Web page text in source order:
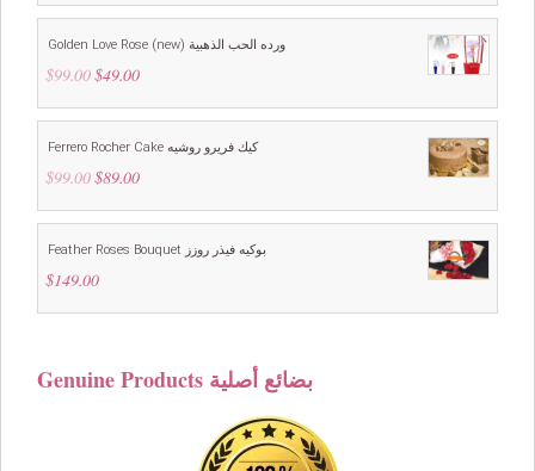
was:
is:
Golden Love Rose (new) ورده الحب الذهبية
$99.00 Original
was:
$49.00Current
is:
Ferrero Rocher Cake كيك فريرو روشيه
$99.00 Original
was:
$89.00Current
is:
Feather Roses Bouquet بوكيه فيذر روزز
$149.00
Genuine Products بضائع أصلية